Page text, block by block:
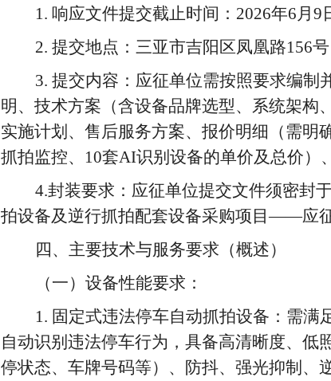
1. 响应文件提交截止时间：2026年6月 9
2. 提交地点：三亚市吉阳区凤凰路156号
3. 提交内容：应征单位需按照要求编
明、技术方案（含设备品牌选型、系统架构
实施计划、售后服务方案、报价明细（需明
抓拍监控、10套AI识别设备的单价及总价）
4.封装要求：应征单位提交文件须密封
拍设备及逆行抓拍配套设备采购项目——应征
四、主要技术与服务要求（概述）
（一）设备性能要求：
1. 固定式违法停车自动抓拍设备：需满
自动识别违法停车行为，具备高清晰度、
停状态、车牌号码等）、防抖、强光抑制、